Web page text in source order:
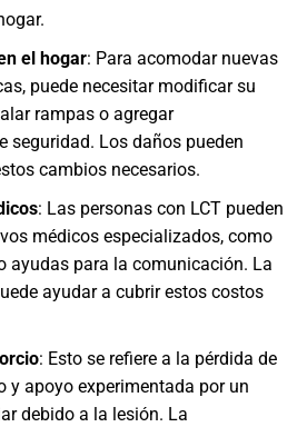
el hogar: Para acomodar nuevas
puede necesitar modificar su
rampas o agregar
seguridad. Los daños pueden
cambios necesarios.
: Las personas con LCT pueden
médicos especializados, como
ayudas para la comunicación. La
ayudar a cubrir estos costos
: Esto se refiere a la pérdida de
y apoyo experimentada por un
debido a la lesión. La